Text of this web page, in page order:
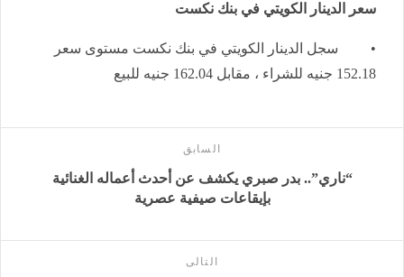
سعر الدينار الكويتي في بنك نكست
• سجل الدينار الكويتي في بنك نكست مستوى سعر
152.18 جنيه للشراء ، مقابل 162.04 جنيه للبيع
السابق
“ناري”.. بدر صبري يكشف عن أحدث أعماله الغنائية
بإيقاعات صيفية عصرية
التالى